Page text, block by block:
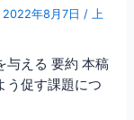
2022年8月7日 /
上
与える 要約 本稿
う促す課題につ